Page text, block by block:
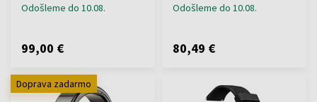
Odošleme do 10.08.
99,00 €
Odošleme do 10.08.
80,49 €
Doprava zadarmo